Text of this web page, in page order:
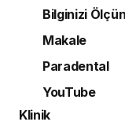
Bilginizi Ölçün
Makale
Paradental
YouTube
Klinik